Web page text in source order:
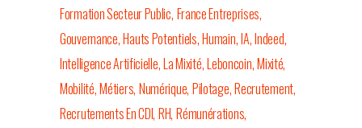
Formation Secteur Public France Entreprises
Gouvernance Hauts Potentiels Humain IA Indeed
Intelligence Artificielle La Mixité Leboncoin Mixité
Mobilité Métiers Numérique Pilotage Recrutement
Recrutements En CDI RH Rémunérations